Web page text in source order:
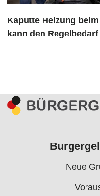
Kaputte Heizung
kann den
Neue